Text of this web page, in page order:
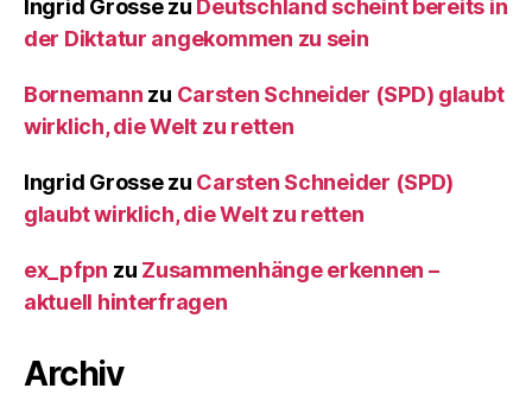
Ingrid Grossezu Deutschland scheint bereits in
der Diktatur angekommen zu sein
Bornemann zu Carsten Schneider (SPD) glaubt
wirklich, die Welt zu retten
Ingrid Grossezu Carsten Schneider (SPD)
glaubt wirklich, die Welt zu retten
ex_pfpn zu Zusammenhänge erkennen –
aktuell hinterfragen
Archiv